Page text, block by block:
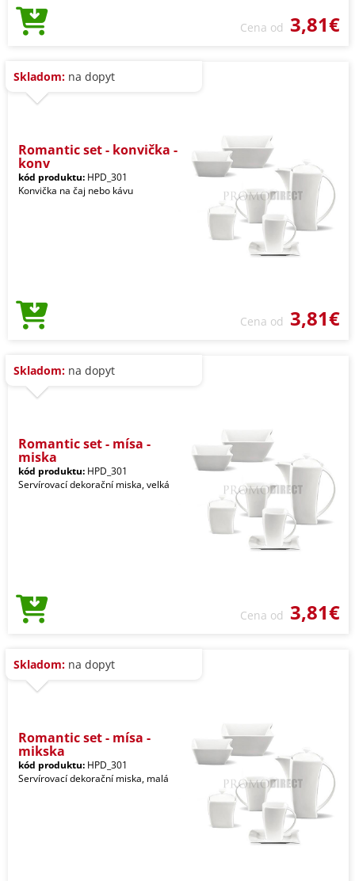
Cena od 3,81€
Skladom: na dopyt
Romantic set - konvička -
konv
kód produktu: HPD_301
Konvička na čaj nebo kávu
Cena od 3,81€
Skladom: na dopyt
Romantic set - mísa -
miska
kód produktu: HPD_301
Servírovací dekorační miska, velká
Cena od 3,81€
Skladom: na dopyt
Romantic set - mísa -
mikska
kód produktu: HPD_301
Servírovací dekorační miska, malá